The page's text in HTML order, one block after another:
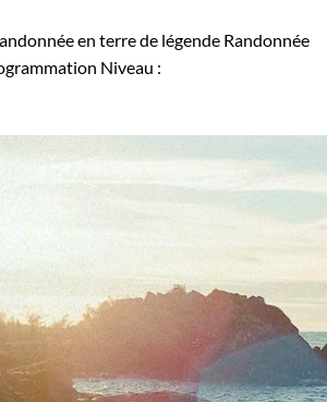
en terre de légende Randonnée
Niveau :